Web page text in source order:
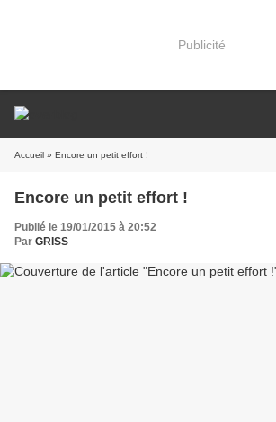
Publicité
Accueil » Encore un petit effort !
Encore un petit effort !
Publié le 19/01/2015 à 20:52
Par GRISS